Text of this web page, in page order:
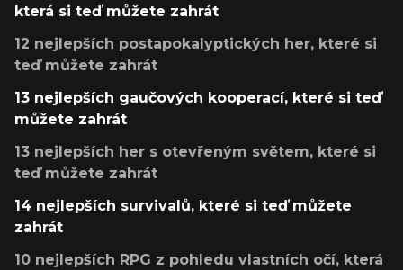
která si teď můžete zahrát
12 nejlepších postapokalyptických her, které si
teď můžete zahrát
13 nejlepších gaučových kooperací, které si teď
můžete zahrát
13 nejlepších her s otevřeným světem, které si
teď můžete zahrát
14 nejlepších survivalů, které si teď můžete
zahrát
10 nejlepších RPG z pohledu vlastních očí, která